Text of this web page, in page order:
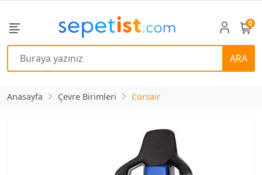
ARA
0
Anasayfa Çevre Birimleri Corsair